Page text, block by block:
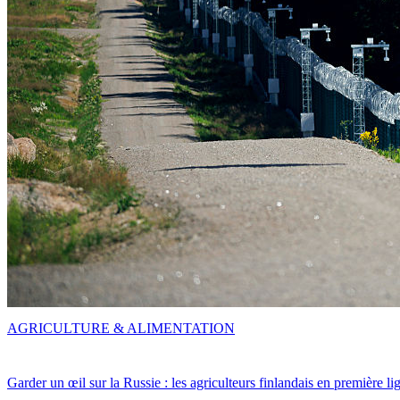
Garder un œil sur la Russie : les agriculteurs finlandais en première
AGRICULTURE & ALIMENTATION